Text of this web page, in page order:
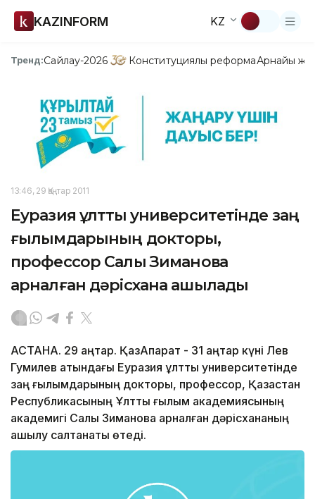
KAZINFORM KZ
Тренд:Сайлау-2026 Конституциялық реформаАрнайы
13:46, 29 Қаңтар 2011
Еуразия ұлттық университетінде заң
ғылымдарының докторы,
профессор Салық Зимановқа
арналған дәрісхана ашылады
АСТАНА. 29 қаңтар. ҚазАқпарат - 31 қаңтар күні Лев
Гумилев атындағы Еуразия ұлттық университетінде
заң ғылымдарының докторы, профессор, Қазақстан
Республикасының Ұлттық ғылым академиясының
академигі Салық Зимановқа арналған дәрісхананың
ашылу салтанаты өтеді.